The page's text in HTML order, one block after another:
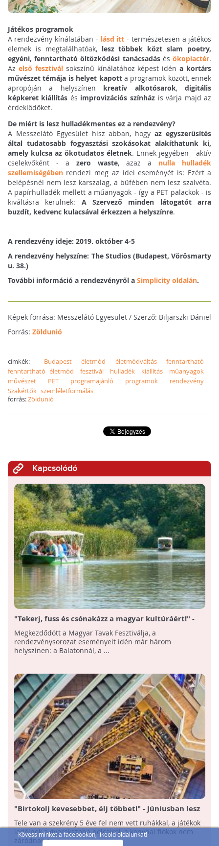
Kövess minket a facebookon, likeold oldalunkat!
Játékos programok
A rendezvény kínálatában - lásd itt - természetesen a játékos
elemek is megtalálhatóak, lesz többek közt slam poetry,
egyéni, fenntartható öltözködési tanácsadásésökopiactér.
Az első fesztiválsokszínű kínálatához képest idéna kortárs
művészet témája is helyet kapotta programok között, ennek
apropóján a helyszínen kreatív alkotósarok,digitális
képkeret kiállítás és improvizációs színház is várja majd az
érdeklődőket.
De miért is lesz hulladékmentes ez a rendezvény?
A Messzelátó Egyesület hisz abban, hogyaz egyszerűsítés
által tudatosabb fogyasztási szokásokat alakíthatunk ki,
amely kulcsa az ökotudatos életnek. Ennek jegyében - aktív
cselekvőként - a zero waste, azaz a nulla hulladék
szellemiségébenrendezi meg az idei eseményét is: Ezért a
belépésnél nem lesz karszalag, a büfében nem lesz szalvéta.
A papírhulladék mellett a műanyagok - így a PET palackok - is
kiváltásra kerülnek: A Szervező minden látogatót arra
buzdít, kedvenc kulacsával érkezzen a helyszínre.
A rendezvény ideje: 2019. október 4-5
A rendezvény helyszíne: The Studios (Budapest, Vörösmarty
u. 38.)
További információ a rendezvényről a Simplicity oldalán.
Képek forrása: Messzelátó Egyesület / Szerző: Biljarszki Dániel
Forrás: Zöldunió
címkék: Budapest életmód életmódváltás
fenntartható
fenntartható életmód
fesztivál hulladék kiállítás
műanyagok
művészet
PET programajánló programok
rendezvény
Szakértők szemléletformálás
forrás:Zöldunió
Kapcsolódó
"Tekerj, fuss és csónakázz a magyar kultúráért!" -
Megkezdődött a Magyar Tavak Fesztiválja
Megkezdődött a Magyar Tavak Fesztiválja, a
rendezvénysorozat eseményeit idén már három
helyszínen: a Balatonnál, a ...
"Birtokolj kevesebbet, élj többet!" - Júniusban lesz
Magyarország első minimalista életmód fesztiválja
Tele van a szekrény 5 éve fel nem vett ruhákkal, a játékok
ledőlnek a gyerekszoba polcairól, a konyhai fiókok nem
záródnak a ...